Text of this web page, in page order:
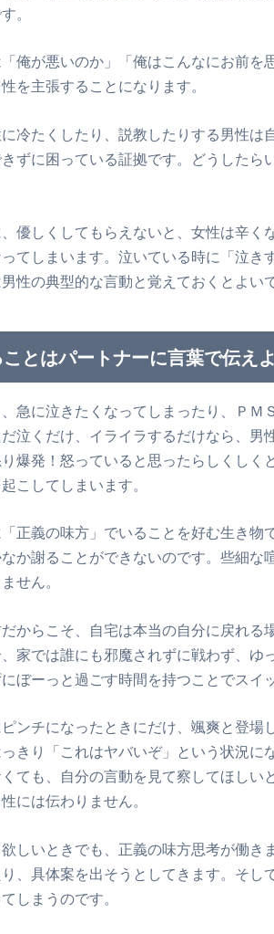
。
俺が悪いのか」「俺はこんなにお前を
を主張することになります。
冷たくしたり、説教したりする男性は
ずに困っている証拠です。どうしたら
優しくしてもらえないと、女性は辛く
てしまいます。泣いている時に「泣き
性の典型的な言動と覚えておくとよい
とはパートナーに言葉で伝え
急に泣きたくなってしまったり、ＰＭ
泣くだけ、イライラするだけなら、男
爆発！怒っていると思ったらしくしく
こしてしまいます。
正義の味方」でいることを好む生き物
か謝ることができないのです。些細な
せん。
からこそ、自宅は本当の自分に戻れる
家では誰にも邪魔されずに戦わず、ゆ
ぼーっと過ごす時間を持つことでスイ
ンチになったときにだけ、颯爽と登場
きり「これはヤバいぞ」という状況に
ても、自分の言動を見て察してほしい
には伝わりません。
しいときでも、正義の味方思考が働き
り、具体案を出そうとしてきます。そし
しまうのです。